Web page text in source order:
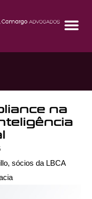
na
sócios da LBCA